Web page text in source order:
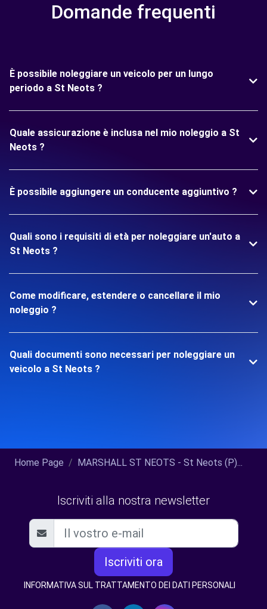
Domande frequenti
È possibile noleggiare un veicolo per un lungo
periodo a St Neots ?
Quale assicurazione è inclusa nel mio noleggio a St
Neots ?
È possibile aggiungere un conducente aggiuntivo ?
Quali sono i requisiti di età per noleggiare un'auto a
St Neots ?
Come modificare, estendere o cancellare il mio
noleggio ?
Quali documenti sono necessari per noleggiare un
veicolo a St Neots ?
Home Page MARSHALL ST NEOTS - St Neots (P)...
Iscriviti alla nostra newsletter
Iscriviti ora
INFORMATIVA SUL TRATTAMENTO DEI DATI PERSONALI